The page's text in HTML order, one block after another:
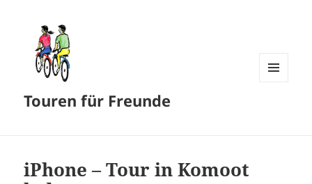
Touren für Freunde
iPhone – Tour in Komoot